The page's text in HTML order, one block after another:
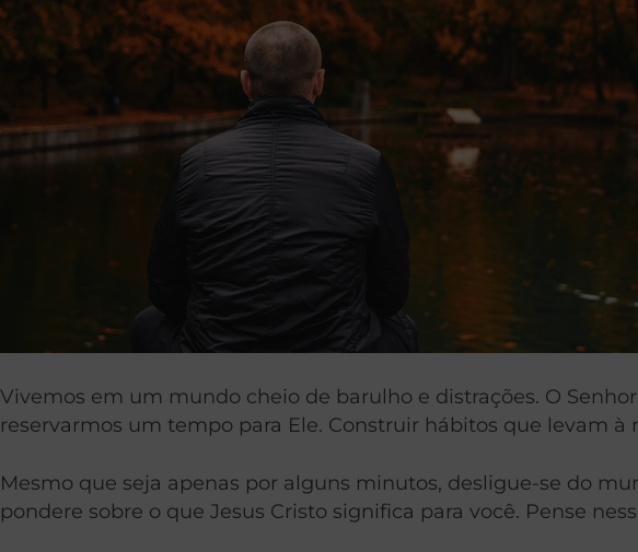
Vivemos em um mundo cheio de barulho e distrações. O
reservarmos um tempo para Ele. Construir hábitos que levam
Mesmo que seja apenas por alguns minutos, desligue-se do
pondere sobre o que Jesus Cristo significa para você. Pense